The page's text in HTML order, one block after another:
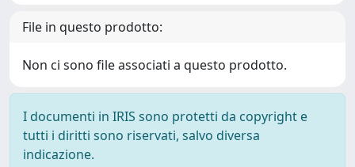
File in questo prodotto:
Non ci sono file associati a questo prodotto.
I documenti in IRIS sono protetti da copyright e
tutti i diritti sono riservati, salvo diversa
indicazione.